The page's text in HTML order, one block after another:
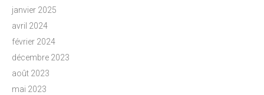
janvier 2025
avril 2024
février 2024
décembre 2023
août 2023
mai 2023